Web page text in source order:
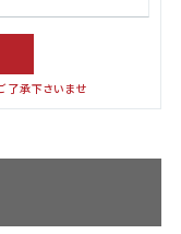
了承下さいませ